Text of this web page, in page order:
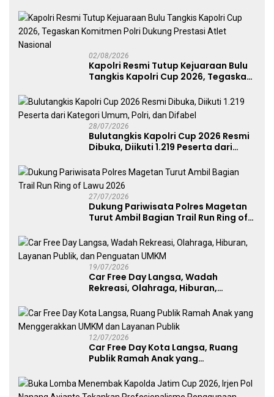
02/08/2026
Kapolri Resmi Tutup Kejuaraan Bulu
Tangkis Kapolri Cup 2026, Tegaskan
Atlet Nasional
28/07/2026
Bulutangkis Kapolri Cup 2026 Resmi
Dibuka, Diikuti 1.219 Peserta dari
27/07/2026
Dukung Pariwisata Polres Magetan
Turut Ambil Bagian Trail Run Ring of
19/07/2026
Car Free Day Langsa, Wadah
Rekreasi, Olahraga, Hiburan,
UMKM
12/07/2026
Car Free Day Kota Langsa, Ruang
Publik Ramah Anak yang
Publik